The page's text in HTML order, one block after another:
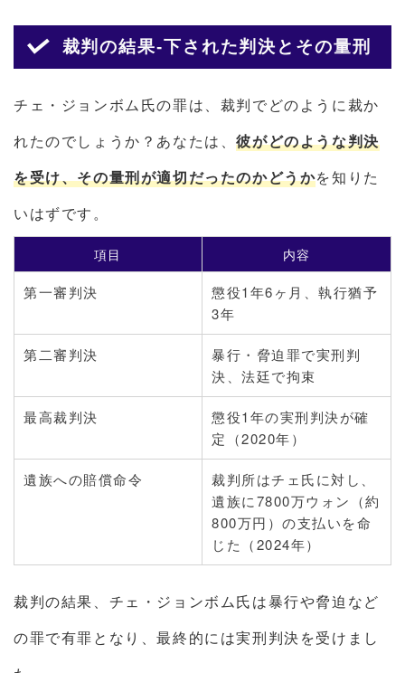
裁判の結果-下された判決とその量刑
チェ・ジョンボム氏の罪は、裁判でどのように裁か
れたのでしょうか？あなたは、彼がどのような判決
を受け、その量刑が適切だったのかどうかを知りた
いはずです。
項目
内容
第一審判決
懲役1年6ヶ月、執行猶予
3年
第二審判決
暴行・脅迫罪で実刑判
決、法廷で拘束
最高裁判決
懲役1年の実刑判決が確
定（2020年）
遺族への賠償命令
裁判所はチェ氏に対し、
遺族に7800万ウォン（約
800万円）の支払いを命
じた（2024年）
裁判の結果、チェ・ジョンボム氏は暴行や脅迫など
の罪で有罪となり、最終的には実刑判決を受けまし